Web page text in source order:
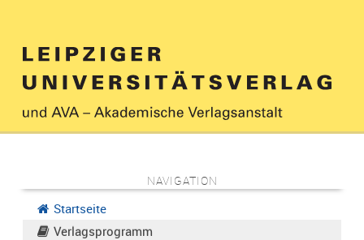
NAVIGATION
Startseite
Verlagsprogramm